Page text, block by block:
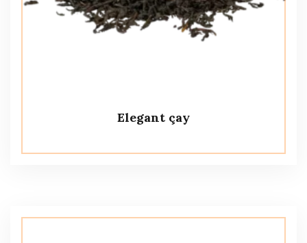
Elegant çay